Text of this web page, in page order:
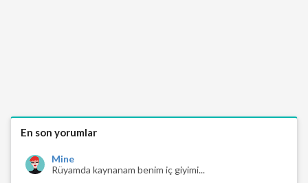
En son yorumlar
Mine
Rüyamda kaynanam benim iç giyimi...